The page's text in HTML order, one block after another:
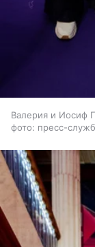
Валерия и Иосиф
фото: пресс-